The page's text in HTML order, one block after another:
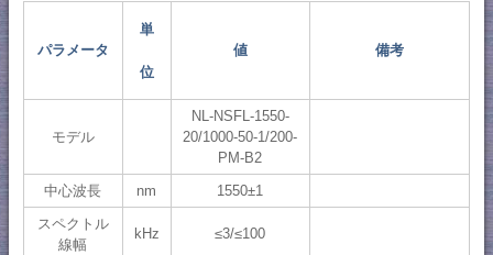
パラメータ
単
位
値 備考
モデル
NL-NSFL-1550-
20/1000-50-1/200-
PM-B2
中心波長
nm
1550±1
スペクトル
線幅
kHz ≤3/≤100